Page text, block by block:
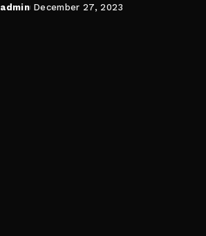
Posted
admin December 27, 2023